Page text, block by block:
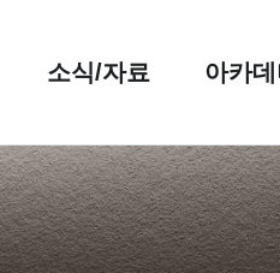
소식/자료 아카데